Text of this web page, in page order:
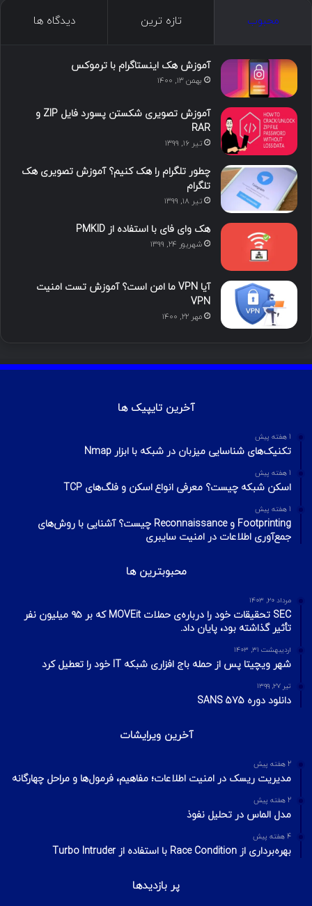
د
ی
ن
و
ت
گ
ا
ا
محبوب تازه ترین دیدگاه ها
آموزش هک اینستاگرام با ترموکس
بهمن ۱۳, ۱۴۰۰
آموزش تصویری شکستن پسورد فایل ZIP و
RAR
تیر ۱۶, ۱۳۹۹
چطور تلگرام را هک کنیم؟ آموزش تصویری هک
تلگرام
تیر ۱۸, ۱۳۹۹
هک وای فای با استفاده از PMKID
شهریور ۲۴, ۱۳۹۹
آیا VPN ما امن است؟ آموزش تست امنیت
VPN
مهر ۲۲, ۱۴۰۰
آخرین تایپیک ها
1 هفته پیش
تکنیک‌های شناسایی میزبان در شبکه با ابزار Nmap
1 هفته پیش
اسکن شبکه چیست؟ معرفی انواع اسکن و فلگ‌های TCP
1 هفته پیش
Footprinting و Reconnaissance چیست؟ آشنایی با روش‌های
جمع‌آوری اطلاعات در امنیت سایبری
محبوبترین ها
مرداد ۲۰, ۱۴۰۳
SEC تحقیقات خود را درباره‌ی حملات MOVEit که بر ۹۵ میلیون نفر
تأثیر گذاشته بود، پایان داد.
اردیبهشت ۳۱, ۱۴۰۳
شهر ویچیتا پس از حمله باج افزاری شبکه IT خود را تعطیل کرد
تیر ۲۷, ۱۳۹۹
دانلود دوره SANS 575
آخرین ویرایشات
2 هفته پیش
مدیریت ریسک در امنیت اطلاعات؛ مفاهیم، فرمول‌ها و مراحل چهارگانه
2 هفته پیش
مدل الماس در تحلیل نفوذ
4 هفته پیش
بهره‌برداری از Race Condition با استفاده از Turbo Intruder
پر بازدیدها